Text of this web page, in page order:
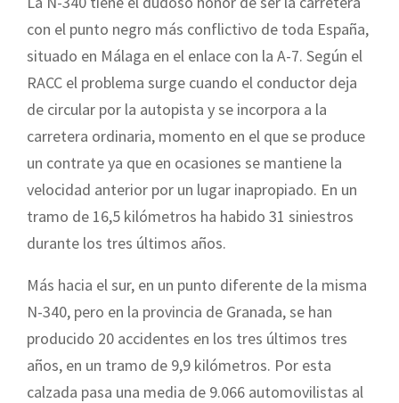
con el punto negro más conflictivo de toda España,
situado en Málaga en el enlace con la A-7. Según el
RACC el problema surge cuando el conductor deja
de circular por la autopista y se incorpora a la
carretera ordinaria, momento en el que se produce
un contrate ya que en ocasiones se mantiene la
velocidad anterior por un lugar inapropiado. En un
tramo de 16,5 kilómetros ha habido 31 siniestros
durante los tres últimos años.
Más hacia el sur, en un punto diferente de la misma
N-340, pero en la provincia de Granada, se han
producido 20 accidentes en los tres últimos tres
años, en un tramo de 9,9 kilómetros. Por esta
calzada pasa una media de 9.066 automovilistas al